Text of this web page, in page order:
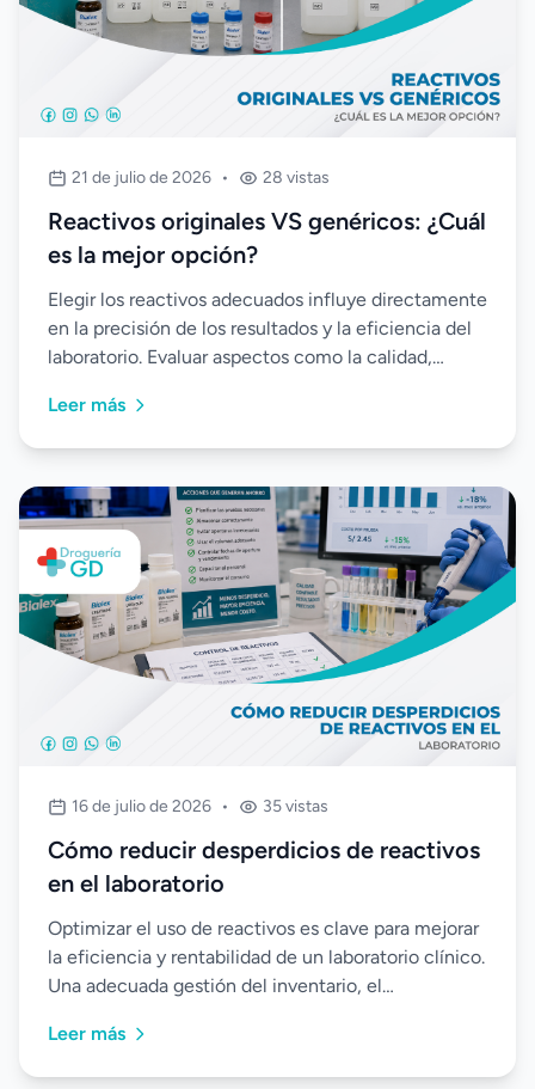
21 de julio de 2026 • 28 vistas
Reactivos originales VS genéricos: ¿Cuál
es la mejor opción?
Elegir los reactivos adecuados influye directamente
en la precisión de los resultados y la eficiencia del
laboratorio. Evaluar aspectos como la calidad,
permite tomar decisiones que optimicen el
rendimiento de los equipos y garanticen análisis
Leer más
16 de julio de 2026 • 35 vistas
Cómo reducir desperdicios de reactivos
en el laboratorio
Optimizar el uso de reactivos es clave para mejorar
la eficiencia y rentabilidad de un laboratorio clínico.
Una adecuada gestión del inventario, el
automatizados ayudan a reducir desperdicios,
controlar costos y mantener la calidad de los
Leer más